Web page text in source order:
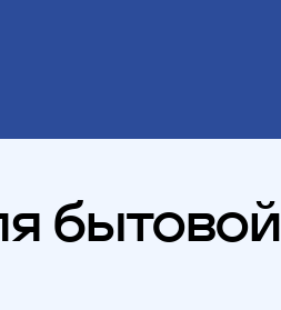
бытовой